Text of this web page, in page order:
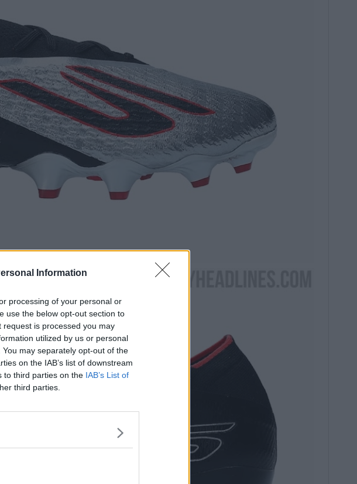
Information
processing of your personal or
use the below opt-out section to
is processed you may
utilized by us or personal
may separately opt-out of the
on the IAB’s list of downstream
to third parties on the IAB’s List of
third parties.